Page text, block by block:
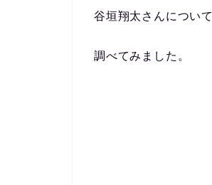
谷垣翔太さんについて
調べてみました。